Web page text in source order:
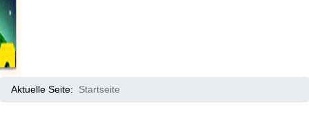
Aktuelle Seite: Startseite